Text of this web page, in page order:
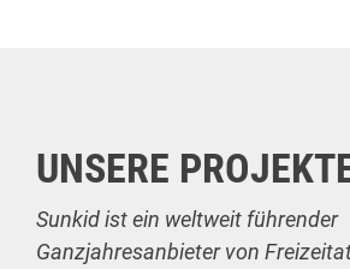
UNSERE
Sunkid ist ein weltweit führender
Ganzjahresanbieter von